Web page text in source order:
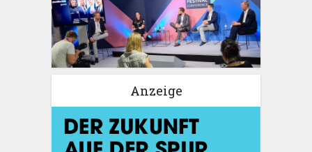
Anzeige